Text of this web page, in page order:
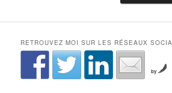
RETROUVEZ MOI SUR LES RÉSEAUX
by